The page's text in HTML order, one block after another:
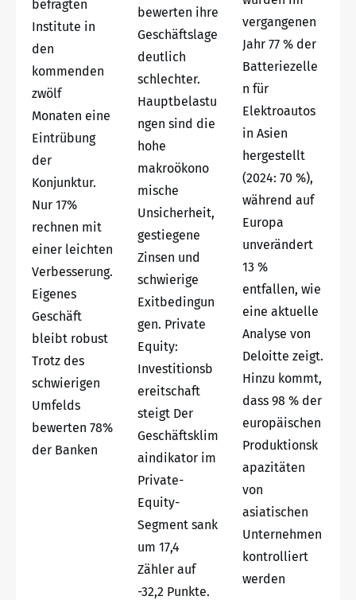
befragten
Institute in
den
kommenden
zwölf
Monaten eine
Eintrübung
der
Konjunktur.
Nur 17%
rechnen mit
einer leichten
Verbesserung.
Eigenes
Geschäft
bleibt robust
Trotz des
schwierigen
Umfelds
bewerten 78%
der Banken
bewerten ihre
Geschäftslage
deutlich
schlechter.
Hauptbelastu
ngen sind die
hohe
makroökono
mische
Unsicherheit,
gestiegene
Zinsen und
schwierige
Exitbedingun
gen. Private
Equity:
Investitionsb
ereitschaft
steigt Der
Geschäftsklim
aindikator im
Private-
Equity-
Segment sank
um 17,4
Zähler auf
-32,2 Punkte.
vergangenen
Jahr 77 % der
Batteriezelle
n für
Elektroautos
in Asien
hergestellt
(2024: 70 %),
während auf
Europa
unverändert
13 %
entfallen, wie
eine aktuelle
Analyse von
Deloitte zeigt.
Hinzu kommt,
dass 98 % der
europäischen
Produktionsk
apazitäten
von
asiatischen
Unternehmen
kontrolliert
werden